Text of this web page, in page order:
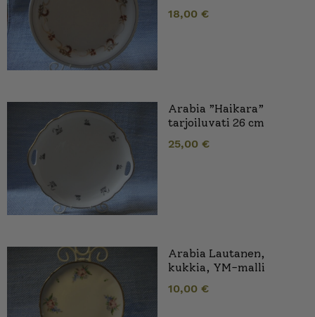
18,00 €
Arabia ”Haikara”
tarjoiluvati 26 cm
25,00 €
Arabia Lautanen,
kukkia, YM-malli
10,00 €